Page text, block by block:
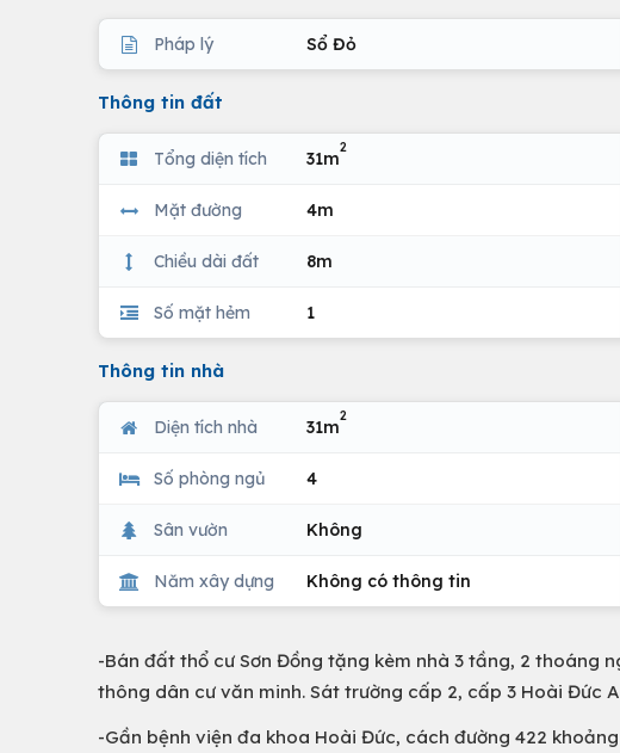
Pháp lý Sổ Đỏ
Thông tin đất
Tổng diện tích 31m
2
Mặt đường 4m
Chiều dài đất 8m
Số mặt hẻm 1
Thông tin nhà
Diện tích nhà 31m
2
Số phòng ngủ 4
Sân vườn Không
Năm xây dựng Không có thông tin
-Bán đất thổ cư Sơn Đồng tặng kèm nhà 3 tầng, 2 thoáng
thông dân cư văn minh. Sát trường cấp 2, cấp 3 Hoài Đức
-Gần bệnh viện đa khoa Hoài Đức, cách đường 422 khoảng